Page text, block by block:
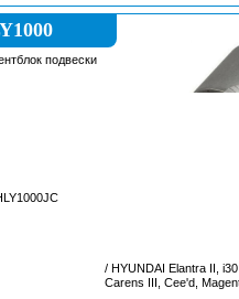
подвески
/ HYUNDAI Elantra II,
Carens III, Cee'd,